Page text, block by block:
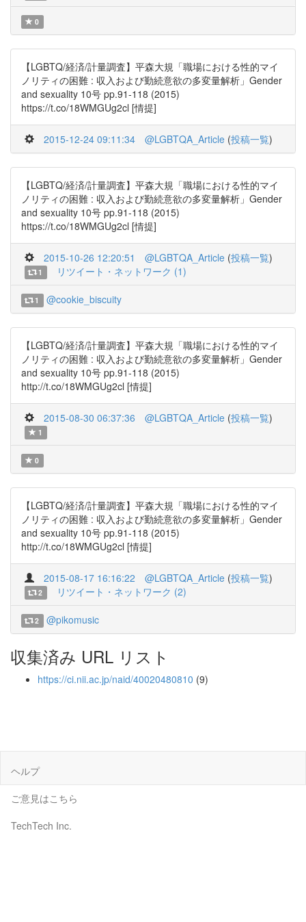
0
【LGBTQ/経済/計量調査】平森大規「職場における性的マイ
ノリティの困難 : 収入および勤続意欲の多変量解析」Gender
and sexuality 10号 pp.91-118 (2015)
https://t.co/18WMGUg2cl [情提]
2015-12-24 09:11:34 @LGBTQA_Article (投稿一覧)
【LGBTQ/経済/計量調査】平森大規「職場における性的マイ
ノリティの困難 : 収入および勤続意欲の多変量解析」Gender
and sexuality 10号 pp.91-118 (2015)
https://t.co/18WMGUg2cl [情提]
2015-10-26 12:20:51 @LGBTQA_Article (投稿一覧)
1 リツイート・ネットワーク (1)
1 @cookie_biscuity
【LGBTQ/経済/計量調査】平森大規「職場における性的マイ
ノリティの困難 : 収入および勤続意欲の多変量解析」Gender
and sexuality 10号 pp.91-118 (2015)
http://t.co/18WMGUg2cl [情提]
2015-08-30 06:37:36 @LGBTQA_Article (投稿一覧)
1
0
【LGBTQ/経済/計量調査】平森大規「職場における性的マイ
ノリティの困難 : 収入および勤続意欲の多変量解析」Gender
and sexuality 10号 pp.91-118 (2015)
http://t.co/18WMGUg2cl [情提]
2015-08-17 16:16:22 @LGBTQA_Article (投稿一覧)
2 リツイート・ネットワーク (2)
2 @pikomusic
収集済み URL リスト
https://ci.nii.ac.jp/naid/40020480810 (9)
ヘルプ
ご意見はこちら
TechTech Inc.